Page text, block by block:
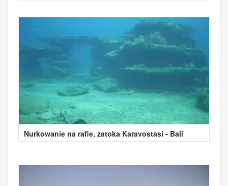
Nurkowanie na rafie, zatoka Karavostasi - Bali